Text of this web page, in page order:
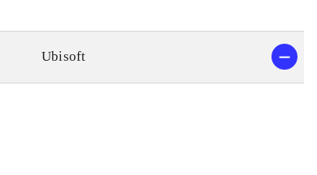
Ubisoft